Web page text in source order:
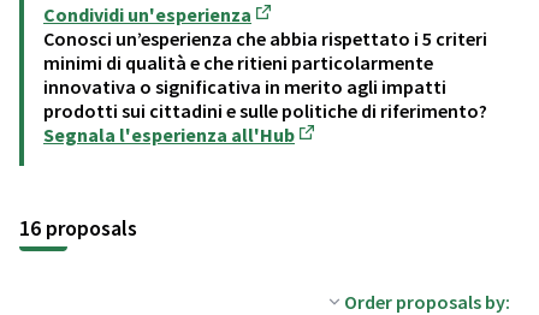
Condividi un'esperienza
(Opens in new tab)
Conosci un’esperienza che abbia rispettato i 5 criteri
minimi di qualità e che ritieni particolarmente
innovativa o significativa in merito agli impatti
prodotti sui cittadini e sulle politiche di riferimento?
Segnala l'esperienza all'Hub
16 proposals
Order proposals by: